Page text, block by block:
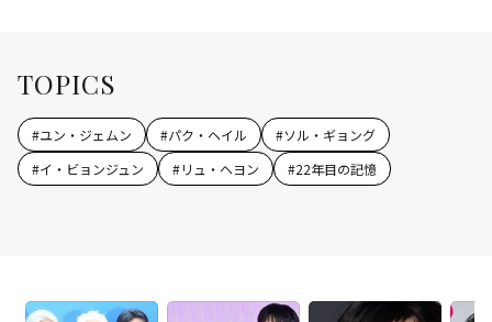
TOPICS
#ユン・ジェムン #パク・ヘイル #ソル・ギョング
#イ・ビョンジュン #リュ・ヘヨン #22年目の記憶